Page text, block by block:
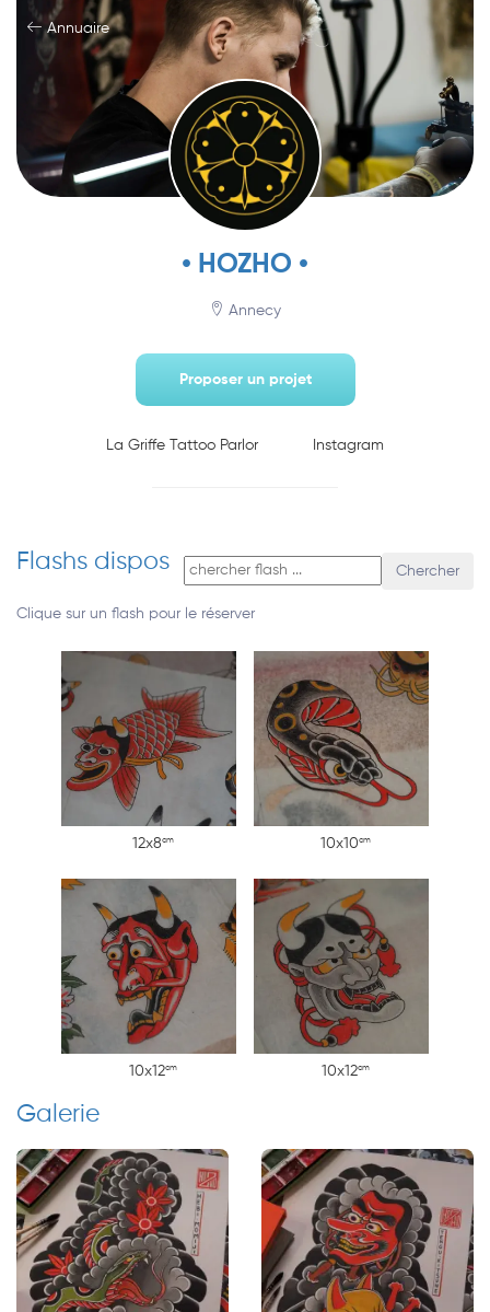
Annuaire
• HOZHO •
Annecy
Proposer un projet
La Griffe Tattoo Parlor Instagram
Flashs dispos Chercher
Clique sur un flash pour le réserver
12x8cm 10x10cm
10x12cm 10x12cm
Galerie